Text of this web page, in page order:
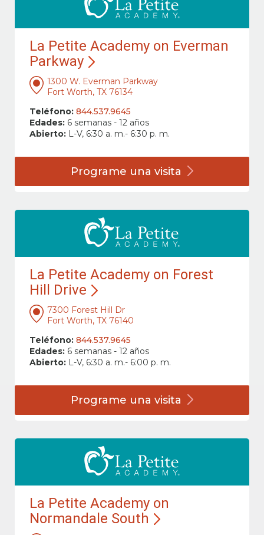
La Petite Academy on Everman
Parkway
1300 W. Everman Parkway
Fort Worth, TX 76134
Teléfono: 844.537.9645
Edades: 6 semanas - 12 años
Abierto: L-V, 6:30 a. m.- 6:30 p. m.
Programe una visita
La Petite Academy on Forest
Hill Drive
7300 Forest Hill Dr
Fort Worth, TX 76140
Teléfono: 844.537.9645
Edades: 6 semanas - 12 años
Abierto: L-V, 6:30 a. m.- 6:00 p. m.
Programe una visita
La Petite Academy on
Normandale South